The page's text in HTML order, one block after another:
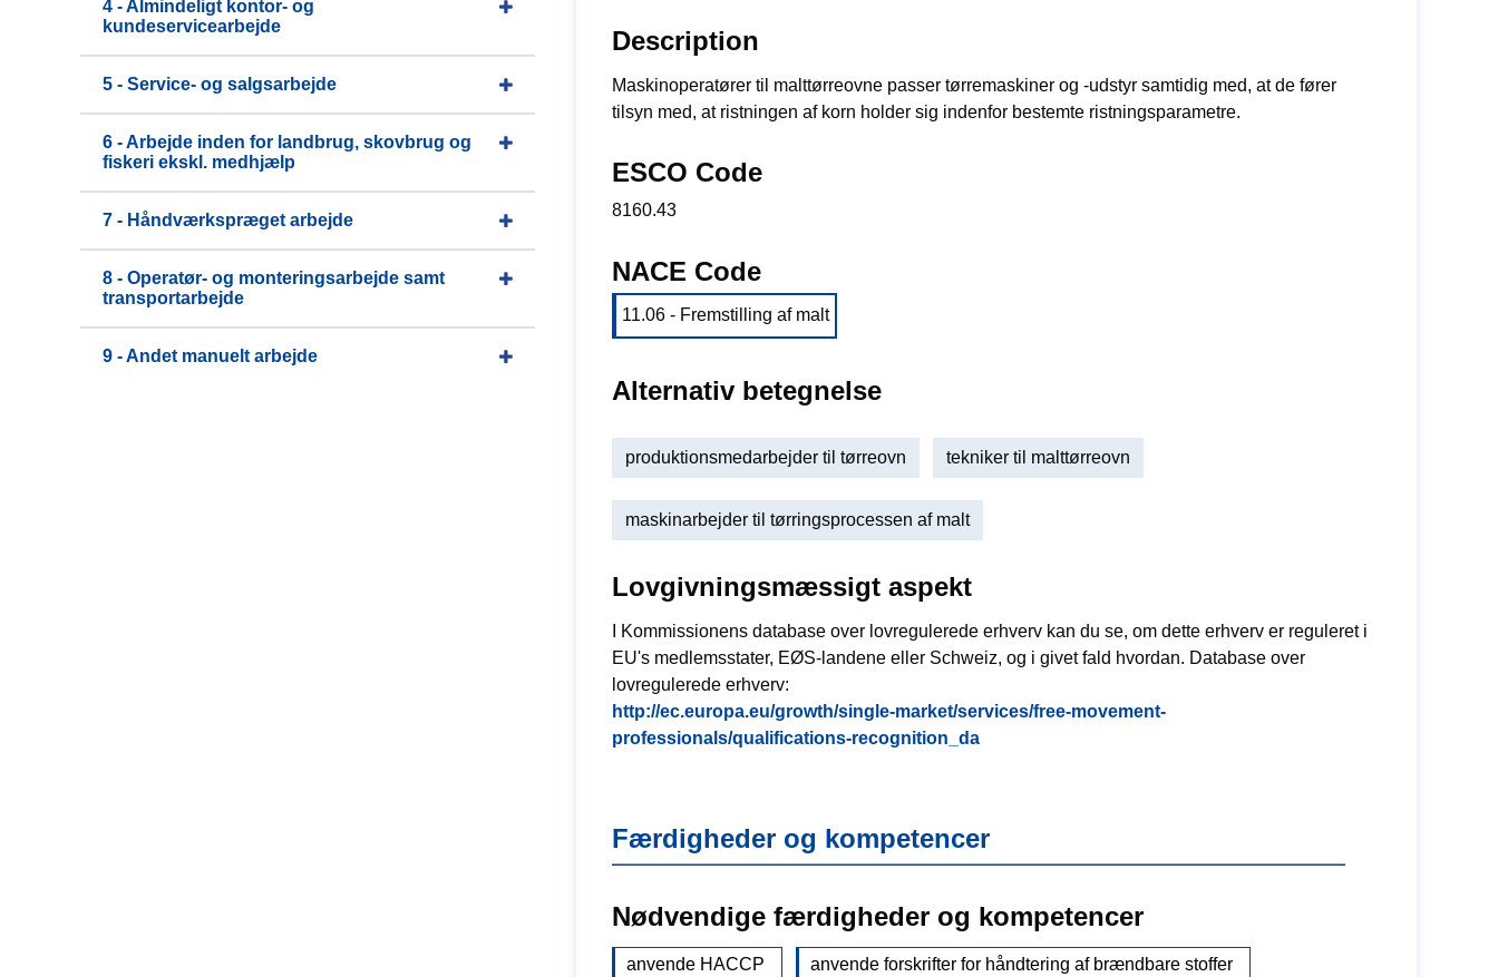
4 - Almindeligt kontor- og
kundeservicearbejde
5 - Service- og salgsarbejde
6 - Arbejde inden for landbrug, skovbrug og
fiskeri ekskl. medhjælp
7 - Håndværkspræget arbejde
8 - Operatør- og monteringsarbejde samt
transportarbejde
9 - Andet manuelt arbejde
Description
Maskinoperatører til malttørreovne passer tørremaskiner og -udstyr samtidig med, at de fører
tilsyn med, at ristningen af korn holder sig indenfor bestemte ristningsparametre.
ESCO Code
8160.43
NACE Code
11.06 - Fremstilling af malt
Alternativ betegnelse
produktionsmedarbejder til tørreovn tekniker til malttørreovn
maskinarbejder til tørringsprocessen af malt
Lovgivningsmæssigt aspekt
I Kommissionens database over lovregulerede erhverv kan du se, om dette erhverv er reguleret i
EU's medlemsstater, EØS-landene eller Schweiz, og i givet fald hvordan. Database over
lovregulerede erhverv:
http://ec.europa.eu/growth/single-market/services/free-movement-
professionals/qualifications-recognition_da
Færdigheder og kompetencer
Nødvendige færdigheder og kompetencer
anvende HACCP anvende forskrifter for håndtering af brændbare stoffer